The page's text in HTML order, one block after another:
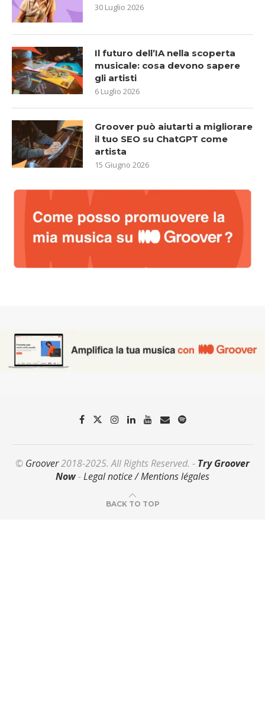
30 Luglio 2026
Il futuro dell’IA nella scoperta
musicale: cosa devono sapere
gli artisti
6 Luglio 2026
Groover può aiutarti a migliorare
il tuo SEO su ChatGPT come
artista
15 Giugno 2026
© Groover2018-2025. All Rights Reserved. - Try Groover
Now-Legal notice / Mentions légales
BACK TO TOP